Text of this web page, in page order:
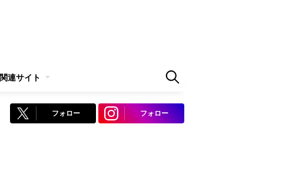
関連サイト
フォロー フォロー